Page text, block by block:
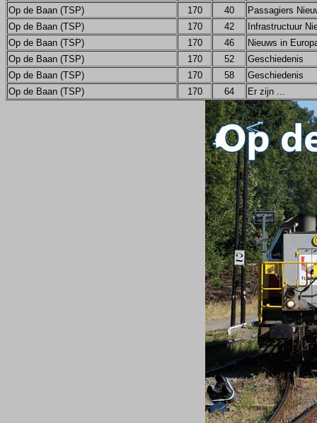
Op de Baan (TSP)
170 40
Passagiers
Op de Baan (TSP)
170 42
Infrastructuur
Op de Baan (TSP)
170 46
Nieuws in
Op de Baan (TSP)
170 52
Geschiedenis
Op de Baan (TSP)
170 58
Geschiedenis
Op de Baan (TSP)
170 64 Er zijn ...